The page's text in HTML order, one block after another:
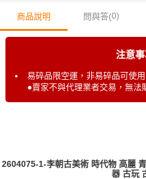
商品說明 問與答(0)
注意
易碎品限空運，非易碎品可使用
●賣家不與代理業者交易，無法
2604075-1-李朝古美術 時代物 高麗
器 古玩